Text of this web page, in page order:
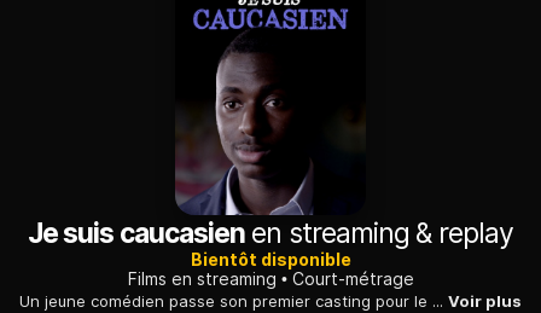
Je suis caucasien en streaming & replay
Bientôt disponible
Films en streaming
Court-métrage
Un jeune comédien passe son premier casting pour le cinéma. Voir plus